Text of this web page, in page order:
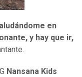
en
y hay que ir,
Nansana Kids